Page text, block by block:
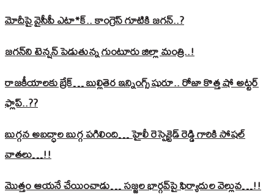
మోదీపై వైసీపీ ఎటా*క్.. కాంగ్రెస్ గూటికి జగన్..?
జగన్‌ని టెన్షన్‌ పెడుతున్న గుంటూరు జిల్లా మంత్రి..!
రాజకీయాలకు బ్రేక్… బుల్లితెర ఇన్నింగ్స్ షురూ.. రోజా కొత్త షో అట్టర్
ఫ్లాప్..??
బుగ్గన అబద్ధాల బుగ్గ పగిలింది… హైలీ రెస్పెక్టెడ్‌ రెడ్డి గారికి సోషల్‌
వాతలు…!!
మొత్తం ఆయనే చేయించాడు… సజ్జల భార్గవ్‌పై ఫిర్యాదుల వెల్లువ…!!